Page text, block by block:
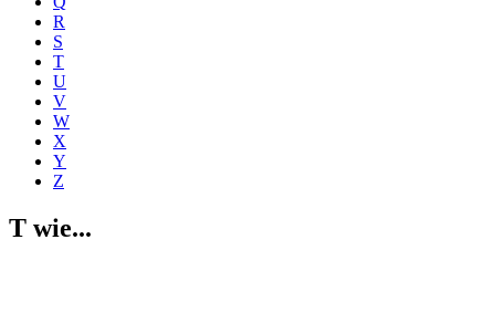
R
S
T
U
V
W
X
Y
Z
T wie...